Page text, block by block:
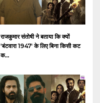
राजकुमार संतोषी ने बताया कि क्यों
'बंटवारा 1947' के लिए बिना किसी कट
क...